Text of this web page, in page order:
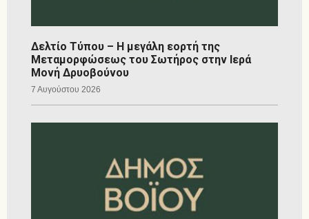
Δελτίο Τύπου – Η μεγάλη εορτή της
Μεταμορφώσεως του Σωτήρος στην Ιερά
Μονή Δρυοβούνου
7 Αυγούστου 2026